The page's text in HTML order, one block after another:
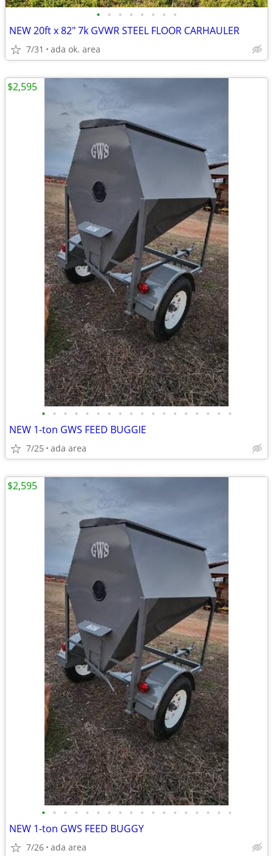
• • • • • • • •
NEW 20ft x 82" 7k GVWR STEEL FLOOR CARHAULER
7/31 ada ok. area
• • • • • • • • • • • • • • • • • •
NEW 1-ton GWS FEED BUGGIE
7/25 ada area
$2,595
• • • • • • • • • • • • • • • • • •
NEW 1-ton GWS FEED BUGGY
7/26 ada area
$2,595